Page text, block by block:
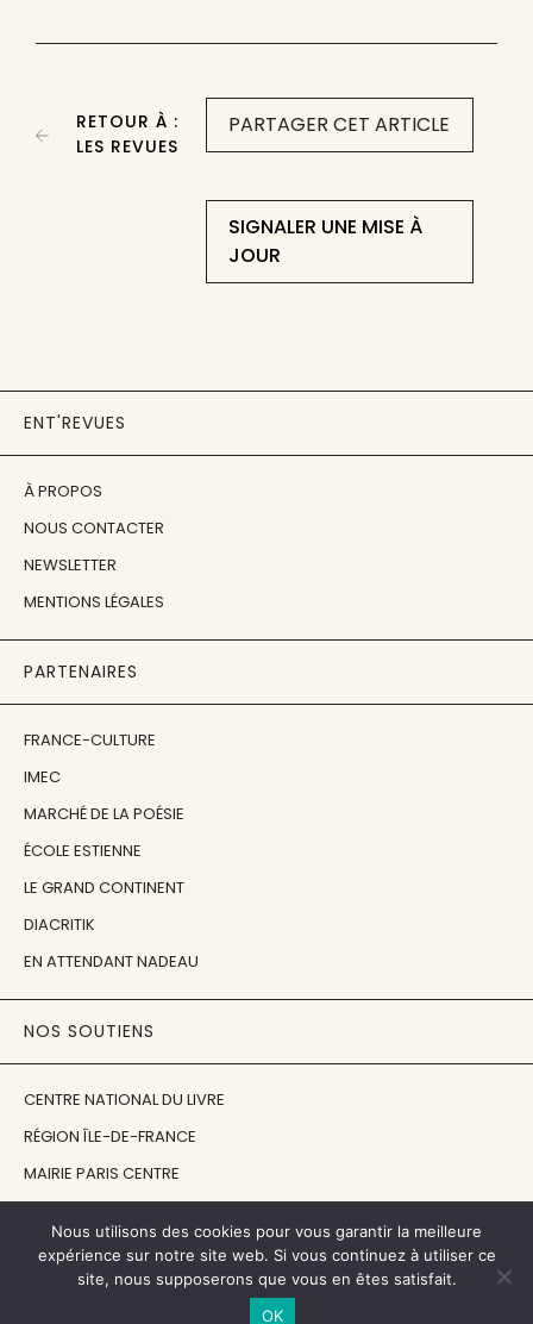
PARTAGER CET ARTICLE
SIGNALER UNE MISE À
JOUR
RETOUR À :
LES REVUES
ENT'REVUES
À PROPOS
NOUS CONTACTER
NEWSLETTER
MENTIONS LÉGALES
PARTENAIRES
FRANCE-CULTURE
IMEC
MARCHÉ DE LA POÉSIE
ÉCOLE ESTIENNE
LE GRAND CONTINENT
DIACRITIK
EN ATTENDANT NADEAU
NOS SOUTIENS
CENTRE NATIONAL DU LIVRE
RÉGION ÎLE-DE-FRANCE
MAIRIE PARIS CENTRE
FONDATION JAN MICHALSKI
© 1998 - 2026, ENT'REVUES
Nous utilisons des cookies pour vous garantir la meilleure
expérience sur notre site web. Si vous continuez à utiliser ce
site, nous supposerons que vous en êtes satisfait.
OK